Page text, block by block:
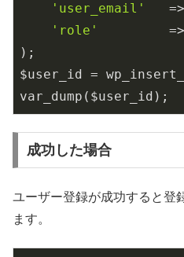
'user_email'
'role'
);
$user_id =
var_dump($user_id);
成功した場合
ユーザー登録が成功すると登
ます。